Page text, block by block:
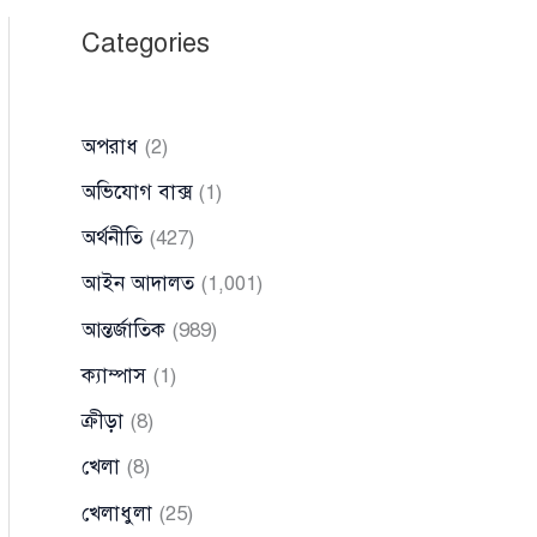
Categories
অপরাধ (2)
অভিযোগ বাক্স(1)
অর্থনীতি(427)
আইন আদালত(1,001)
আন্তর্জাতিক (989)
ক্যাম্পাস (1)
ক্রীড়া (8)
খেলা (8)
খেলাধুলা (25)